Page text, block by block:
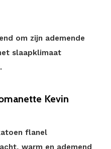
om zijn ademende
slaapklimaat
Kevin
flanel
warm en ademend